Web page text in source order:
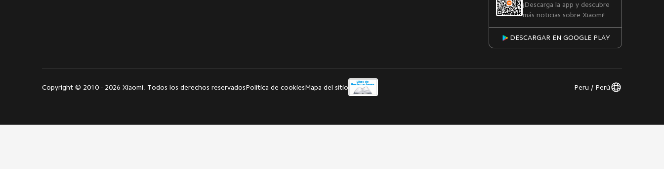
¡Descarga la app y descubre
más noticias sobre Xiaomi!
DESCARGAR EN GOOGLE PLAY
Copyright © 2010 - 2026 Xiaomi. Todos los derechos reservadosPolítica de cookiesMapa del sitio Peru / Perú